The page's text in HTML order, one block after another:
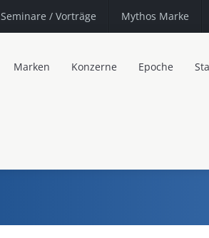
Seminare / Vorträge Mythos Marke
Marken Konzerne Epoche